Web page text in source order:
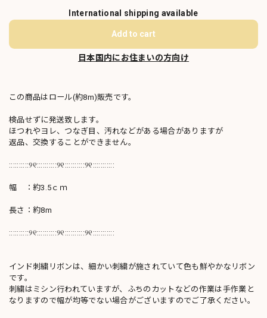
International shipping available
Add to cart
日本国内にお住まいの方向け
この商品はロール(約8m)販売です。
検品せずに発送致します。
ほつれやヨレ、つなぎ目、汚れなどがある場合がありますが
返品、交換することができません。
::::::::::୨୧::::::::::୨୧::::::::::୨୧:::::::::::
幅 ：約3.5ｃｍ
長さ：約8m
::::::::::୨୧::::::::::୨୧::::::::::୨୧:::::::::::
インド刺繍リボンは、細かい刺繍が施されていて色も鮮やかなリボン
です。
刺繍はミシン行われていますが、ふちのカットなどの作業は手作業と
なりますので幅が均等でない場合がございますのでご了承ください。